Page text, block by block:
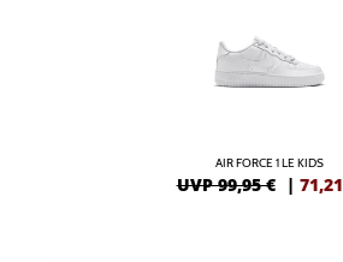
AIR FORCE 1 LE KIDS
UVP 99,95 € | 71,21